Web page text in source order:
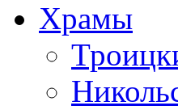
Храмы